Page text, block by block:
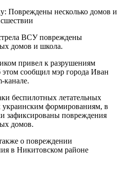
ВСУ повреждены
домов и школа.
привел к разрушениям
сообщил мэр города Иван
канале.
беспилотных летательных
формированиям, в
зафиксированы повреждения
домов.
о повреждении
в Никитовском районе